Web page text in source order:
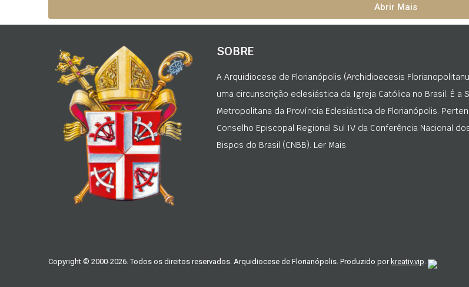
Abrir Mais
SOBRE
A Arquidiocese de Florianópolis (Archidioecesis
uma circunscrição eclesiástica da Igreja Católica no Brasil. É a
Metropolitana da Província Eclesiástica de Florianópolis.
Conselho Episcopal Regional Sul IV da Conferência Nacional
Bispos do Brasil (CNBB). Ler Mais
Copyright © 2000-2026. Todos os direitos reservados. Arquidiocese de Florianópolis. Produzido por kreativ.vip.